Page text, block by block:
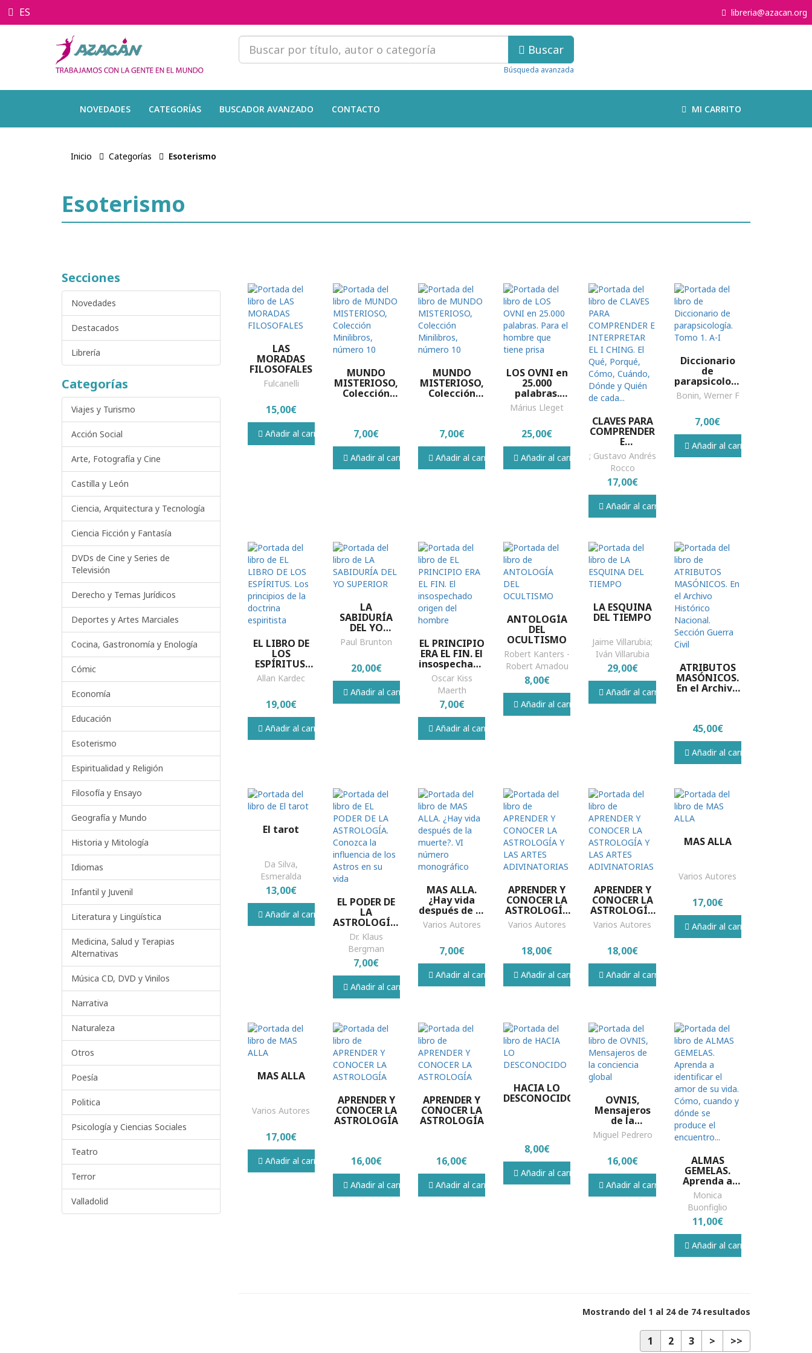
ES libreria@azacan.org
Buscar
Búsqueda avanzada
NOVEDADES CATEGORÍAS BUSCADOR AVANZADO CONTACTO MI CARRITO
Inicio Categorías Esoterismo
Esoterismo
LAS
MORADAS
FILOSOFALES
Fulcanelli
15,00€
Añadir al carrito
MUNDO
MISTERIOSO,
Colección
7,00€
Añadir al carrito
MUNDO
MISTERIOSO,
Colección
7,00€
Añadir al carrito
LOS OVNI en
25.000
palabras.
Para el
hombre que
Márius Lleget
25,00€
Añadir al carrito
CLAVES PARA
COMPRENDER
E
INTERPRETAR
EL I CHING. El
Qué, Porqué,
Cómo,
Cuándo,
Dónde y
Quién de
; Gustavo Andrés
Rocco
17,00€
Añadir al carrito
Diccionario
de
parapsicología.
Tomo 1. A-I
Bonin, Werner F
7,00€
Añadir al carrito
EL LIBRO DE
LOS
ESPÍRITUS.
Los principios
de la
espiritista
Allan Kardec
19,00€
Añadir al carrito
LA
SABIDURÍA
DEL YO
SUPERIOR
Paul Brunton
20,00€
Añadir al carrito
EL PRINCIPIO
ERA EL FIN. El
insospechado
origen del
hombre
Oscar Kiss
Maerth
7,00€
Añadir al carrito
ANTOLOGÍA
DEL
OCULTISMO
Robert Kanters -
Robert Amadou
8,00€
Añadir al carrito
LA ESQUINA
DEL TIEMPO
Jaime Villarubia;
Iván Villarubia
29,00€
Añadir al carrito
ATRIBUTOS
MASÓNICOS.
En el Archivo
Guerra Civil
45,00€
Añadir al carrito
El tarot
Da Silva,
Esmeralda
13,00€
Añadir al carrito
EL PODER DE
LA
ASTROLOGÍA.
Conozca la
influencia de
los Astros en
su vida
Dr. Klaus
Bergman
7,00€
Añadir al carrito
MAS ALLA.
¿Hay vida
después de la
muerte?. VI
número
Varios Autores
7,00€
Añadir al carrito
APRENDER Y
CONOCER LA
ASTROLOGÍA
Y LAS ARTES
ADIVINATORIAS
Varios Autores
18,00€
Añadir al carrito
APRENDER Y
CONOCER LA
ASTROLOGÍA
Y LAS ARTES
ADIVINATORIAS
Varios Autores
18,00€
Añadir al carrito
MAS ALLA
Varios Autores
17,00€
Añadir al carrito
MAS ALLA
Varios Autores
17,00€
Añadir al carrito
APRENDER Y
CONOCER LA
ASTROLOGÍA
16,00€
Añadir al carrito
APRENDER Y
CONOCER LA
ASTROLOGÍA
16,00€
Añadir al carrito
HACIA LO
DESCONOCIDO
8,00€
Añadir al carrito
OVNIS,
Mensajeros
de la
conciencia
global
Miguel Pedrero
16,00€
Añadir al carrito
ALMAS
GEMELAS.
Aprenda a
identificar el
amor de su
vida. Cómo,
cuando y
dónde se
produce el
encuentro...
Monica
Buonfiglio
11,00€
Añadir al carrito
Mostrando del 1 al 24 de 74 resultados
1 2 3 > >>
Secciones
Novedades
Destacados
Librería
Categorías
Viajes y Turismo
Acción Social
Arte, Fotografía y Cine
Castilla y León
Ciencia, Arquitectura y Tecnología
Ciencia Ficción y Fantasía
DVDs de Cine y Series de
Televisión
Derecho y Temas Jurídicos
Deportes y Artes Marciales
Cocina, Gastronomía y Enología
Cómic
Economía
Educación
Esoterismo
Espiritualidad y Religión
Filosofía y Ensayo
Geografía y Mundo
Historia y Mitología
Idiomas
Infantil y Juvenil
Literatura y Lingüística
Medicina, Salud y Terapias
Alternativas
Música CD, DVD y Vinilos
Narrativa
Naturaleza
Otros
Poesía
Politica
Psicología y Ciencias Sociales
Teatro
Terror
Valladolid